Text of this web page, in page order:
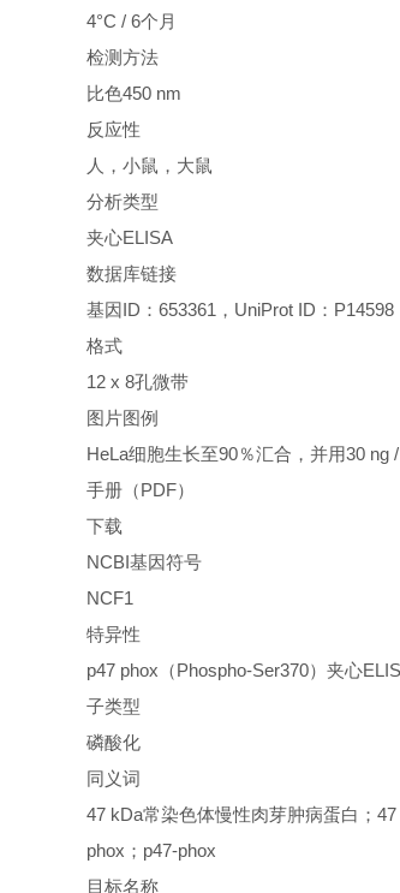
4°C / 6个月
检测方法
比色450 nm
反应性
人，小鼠，大鼠
分析类型
夹心ELISA
数据库链接
基因ID：653361，UniProt ID：P14598
格式
12 x 8孔微带
图片图例
HeLa细胞生长至90％汇合，并用30 ng
手册（PDF）
下载
NCBI基因符号
NCF1
特异性
p47 phox（Phospho-Ser370）夹心
子类型
磷酸化
同义词
47 kDa常染色体慢性肉芽肿病蛋白；
phox；p47-phox
目标名称